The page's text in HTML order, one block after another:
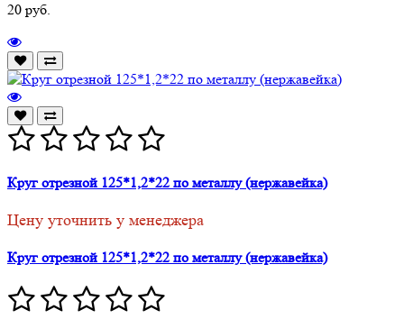
20 руб.
Круг отрезной 125*1,2*22 по металлу (нержавейка)
Цену уточнить у менеджера
Круг отрезной 125*1,2*22 по металлу (нержавейка)